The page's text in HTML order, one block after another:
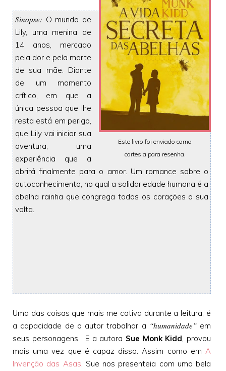
Este livro foi enviado como
cortesia para resenha.
Sinopse: O mundo de
Lily, uma menina de
14 anos, mercado
pela dor e pela morte
de sua mãe. Diante
de um momento
crítico, em que a
única pessoa que lhe
resta está em perigo,
que Lily vai iniciar sua
aventura, uma
experiência que a
abrirá finalmente para o amor. Um romance sobre o
autoconhecimento, no qual a solidariedade humana é a
abelha rainha que congrega todos os corações a sua
volta.
Uma das coisas que mais me cativa durante a leitura, é
a capacidade de o autor trabalhar a “humanidade”em
seus personagens. E a autora Sue Monk Kidd, provou
mais uma vez que é capaz disso. Assim como em A
Invenção das Asas, Sue nos presenteia com uma bela